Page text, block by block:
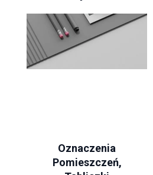
Oznaczenia
Pomieszczeń,